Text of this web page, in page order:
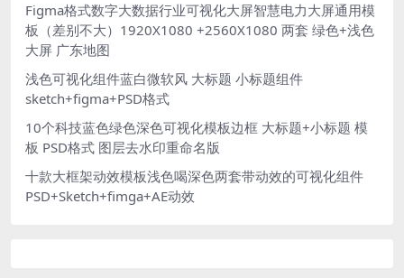
Figma格式数字大数据行业可视化大屏智慧电力大屏通用模
板（差别不大）1920X1080 +2560X1080 两套 绿色+浅色
大屏 广东地图
浅色可视化组件蓝白微软风 大标题 小标题组件
sketch+figma+PSD格式
10个科技蓝色绿色深色可视化模板边框 大标题+小标题 模
板 PSD格式 图层去水印重命名版
十款大框架动效模板浅色喝深色两套带动效的可视化组件
PSD+Sketch+fimga+AE动效